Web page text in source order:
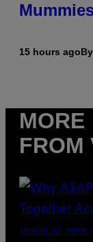
15 hours agoBy
MORE
FROM
(PHOTO BY